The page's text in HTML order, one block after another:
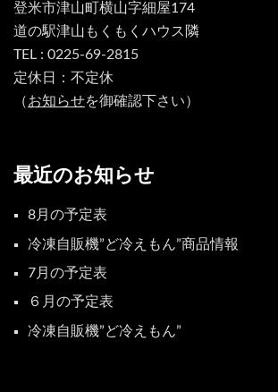
登米市津山町横山字細屋174
道の駅津山もくもくハウス隣
TEL : 0225-69-2815
定休日：不定休
（お知らせを御確認下さい）
最近のお知らせ
8月の予定表
冷凍自販機”ど冷えもん”商品情報
7月の予定表
６月の予定表
冷凍自販機”ど冷えもん”